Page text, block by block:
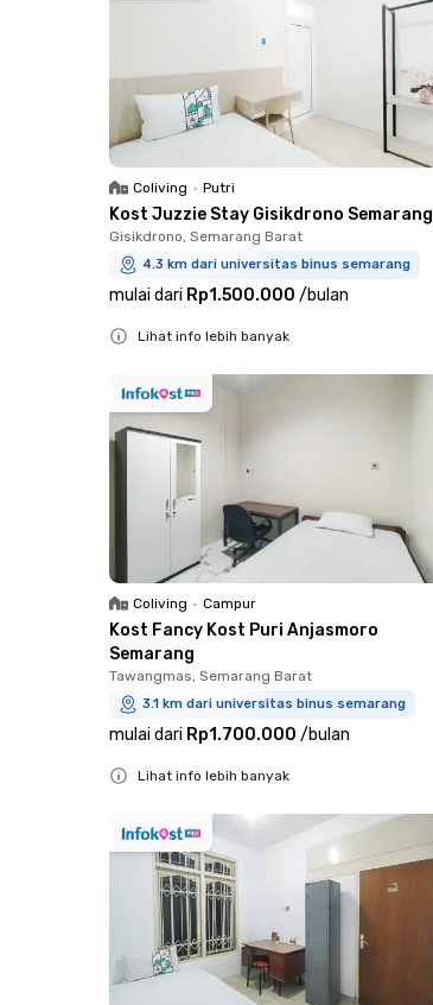
Coliving • Putri
Kost Juzzie Stay Gisikdrono Semarang
Gisikdrono, Semarang Barat
4.3 km dari universitas binus semarang
mulai dari Rp1.500.000 /bulan
Lihat info lebih banyak
Coliving • Campur
Kost Fancy Kost Puri Anjasmoro
Semarang
Tawangmas, Semarang Barat
3.1 km dari universitas binus semarang
mulai dari Rp1.700.000 /bulan
Lihat info lebih banyak